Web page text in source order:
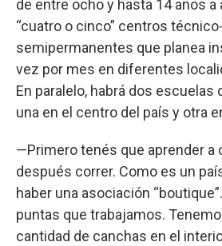
de entre ocho y hasta 14 años a
“cuatro o cinco” centros
semipermanentes que planea
vez por mes en diferentes
En paralelo, habrá dos escuelas
una en el centro del país y otra
—Primero tenés que aprender a
después correr. Como es un
haber una asociación
puntas que trabajamos.
cantidad de canchas en el